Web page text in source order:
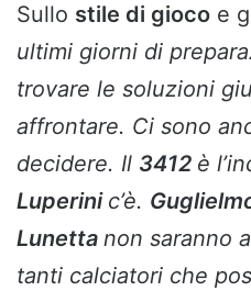
Sullo stile di gioco e
ultimi giorni di
trovare le soluzioni
affrontare. Ci sono
decidere. Il 3412 è
Luperini c’è.
Lunetta non saranno
tanti calciatori che